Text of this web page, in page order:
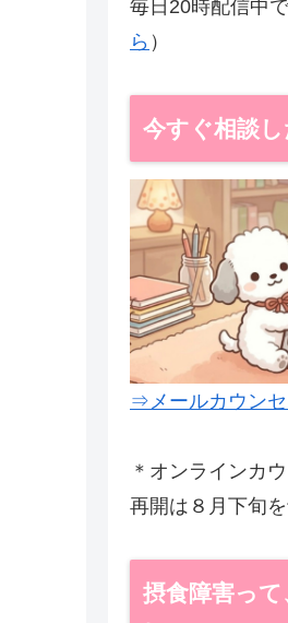
毎日20時配信中
ら ）
今すぐ相談
⇒メールカウン
＊オンラインカ
再開は８月下旬
摂食障害っ